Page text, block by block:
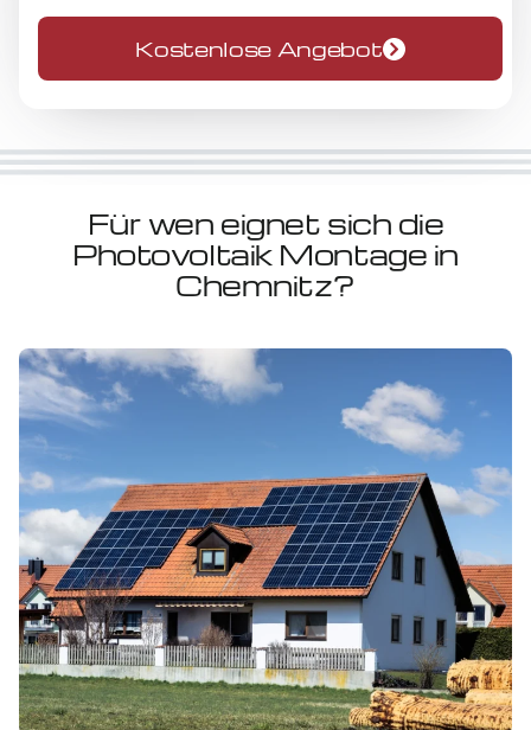
Kostenlose Angebot
Für wen eignet sich die
Photovoltaik Montage in
Chemnitz?